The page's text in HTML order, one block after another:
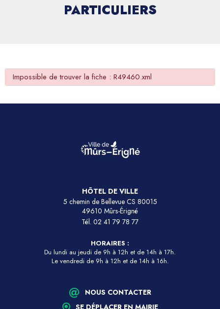
PARTICULIERS
Impossible de trouver la fiche : R49460.xml
HÔTEL DE VILLE
5 chemin de Bellevue CS 80015
49610 Mûrs-Érigné
Tél. 02 41 79 78 77
HORAIRES :
Du lundi au jeudi de 9h à 12h et de 14h à 17h.
Le vendredi de 9h à 12h et de 14h à 16h.
NOUS CONTACTER
SE DÉPLACER EN MAIRIE